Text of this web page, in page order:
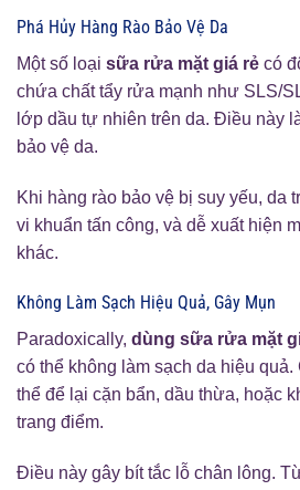
Phá Hủy Hàng Rào Bảo Vệ Da
Một số loại sữa rửa mặt giá rẻ có
chứa chất tẩy rửa mạnh như SLS/
lớp dầu tự nhiên trên da. Điều này
bảo vệ da.
Khi hàng rào bảo vệ bị suy yếu, da
vi khuẩn tấn công, và dễ xuất hiện
khác.
Không Làm Sạch Hiệu Quả, Gây Mụn
Paradoxically, dùng sữa rửa mặt
có thể không làm sạch da hiệu
thể để lại cặn bẩn, dầu thừa, hoặc
trang điểm.
Điều này gây bít tắc lỗ chân lông.